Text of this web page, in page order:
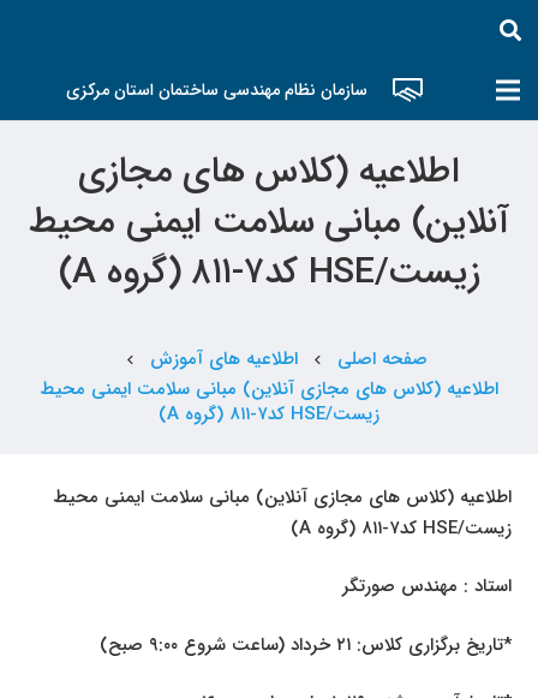
سازمان نظام مهندسی ساختمان استان مرکزی
اطلاعیه (کلاس های مجازی
آنلاین) مبانی سلامت ایمنی محیط
زیست/HSE کد۷-۸۱۱ (گروه A)
صفحه اصلی chevron_left اطلاعیه های آموزش chevron_left
اطلاعیه (کلاس های مجازی آنلاین) مبانی سلامت ایمنی محیط
زیست/HSE کد۷-۸۱۱ (گروه A)
اطلاعیه (کلاس های مجازی آنلاین) مبانی سلامت ایمنی محیط
زیست/HSE کد۷-۸۱۱ (گروه A
)
استاد : مهندس صورتگر
*تاریخ برگزاری کلاس: ۲۱ خرداد (ساعت شروع ۹:۰۰ صبح)